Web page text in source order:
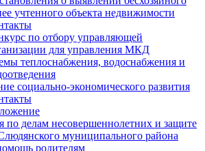
учтенного объекта недвижимости
по отбору управляющей
для управления МКД
теплоснабжения, водоснабжения и
социально-экономического развития
по делам несовершеннолетних и защите
муниципального района
родителям